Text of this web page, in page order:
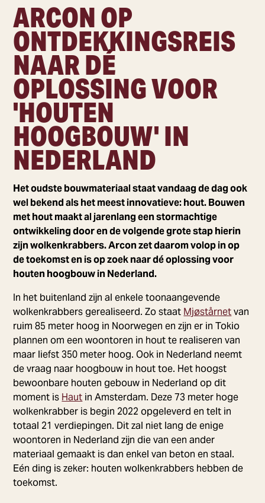
ARCON OP
ONTDEKKINGSREIS
NAAR DÉ
OPLOSSING VOOR
'HOUTEN
HOOGBOUW' IN
NEDERLAND
Het oudste bouwmateriaal staat vandaag de dag ook
wel bekend als het meest innovatieve: hout. Bouwen
met hout maakt al jarenlang een stormachtige
ontwikkeling door en de volgende grote stap hierin
zijn wolkenkrabbers. Arcon zet daarom volop in op
de toekomst en is op zoek naar dé oplossing voor
houten hoogbouw in Nederland.
In het buitenland zijn al enkele toonaangevende
wolkenkrabbers gerealiseerd. Zo staat Mjøstårnetvan
ruim 85 meter hoog in Noorwegen en zijn er in Tokio
plannen om een woontoren in hout te realiseren van
maar liefst 350 meter hoog. Ook in Nederland neemt
de vraag naar hoogbouw in hout toe. Het hoogst
bewoonbare houten gebouw in Nederland op dit
moment is Haut in Amsterdam. Deze 73 meter hoge
wolkenkrabber is begin 2022 opgeleverd en telt in
totaal 21 verdiepingen. Dit zal niet lang de enige
woontoren in Nederland zijn die van een ander
materiaal gemaakt is dan enkel van beton en staal.
Eén ding is zeker: houten wolkenkrabbers hebben de
toekomst.